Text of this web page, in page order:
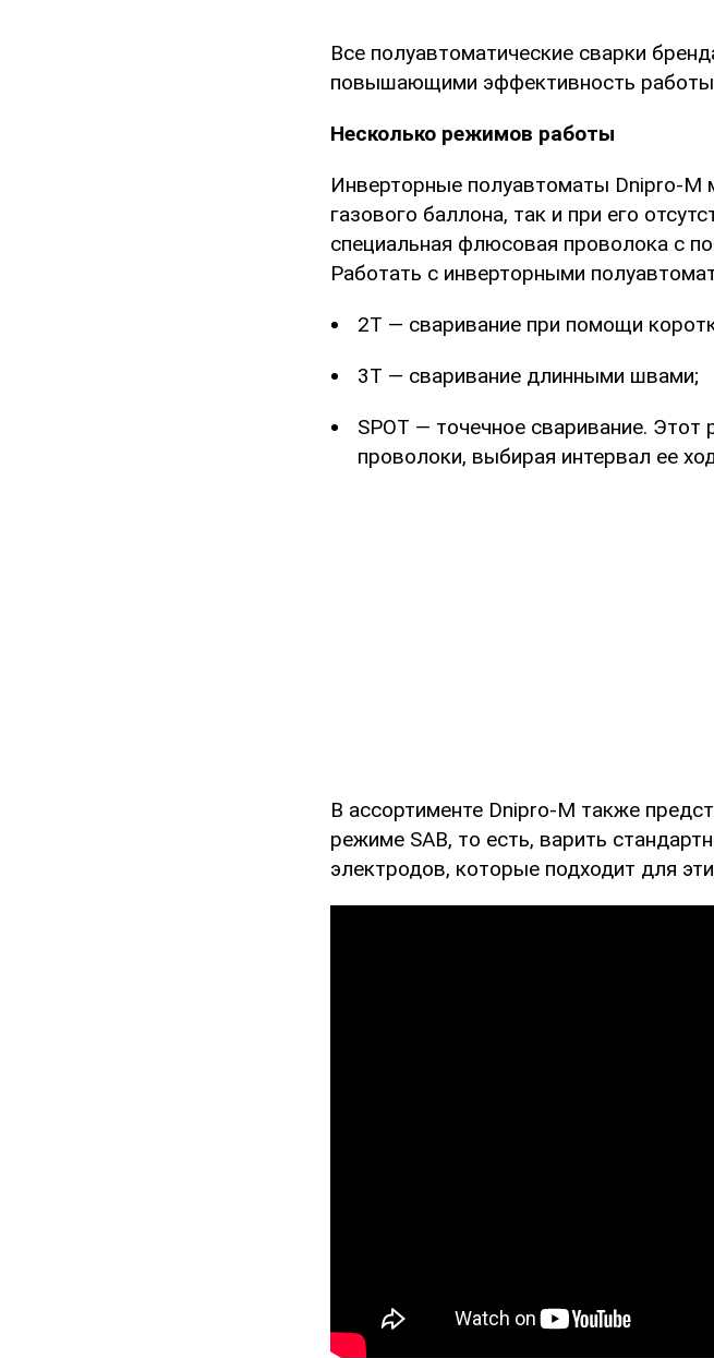
Все полуавтоматические сварки
повышающими эффективность
Несколько режимов работы
Инверторные полуавтоматы Dnipro-M
газового баллона, так и при его
специальная флюсовая проволока с
Работать с инверторными
2Т — сваривание при помощи
3Т — сваривание длинными швами;
SPOT — точечное сваривание.
проволоки, выбирая интервал ее
В ассортименте Dnipro-M также
режиме SAB, то есть, варить
электродов, которые подходит для